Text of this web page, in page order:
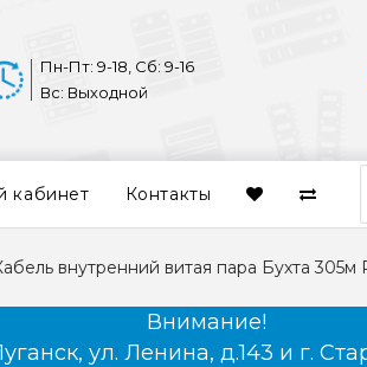
Пн-Пт: 9-18, Сб: 9-16
Вс: Выходной
кабинет Контакты
внутренний витая пара Бухта 305м
Внимание!
ул. Ленина, д.143 и г.